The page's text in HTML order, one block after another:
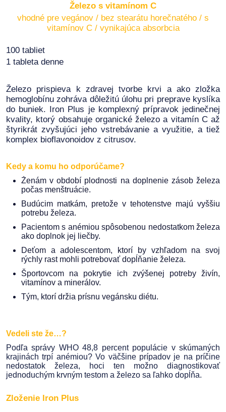
Železo s vitamínom C
vhodné pre vegánov / bez stearátu horečnatého / s
vitamínov C / vynikajúca absorbcia
100 tabliet
1 tableta denne
Železo prispieva k zdravej tvorbe krvi a ako zložka
hemoglobínu zohráva dôležitú úlohu pri preprave kyslíka
do buniek. Iron Plus je komplexný prípravok jedinečnej
kvality, ktorý obsahuje organické železo a vitamín C až
štyrikrát zvyšujúci jeho vstrebávanie a využitie, a tiež
komplex bioflavonoidov z citrusov.
Kedy a komu ho odporúčame?
Ženám v období plodnosti na doplnenie zásob železa
počas menštruácie.
Budúcim matkám, pretože v tehotenstve majú vyššiu
potrebu železa.
Pacientom s anémiou spôsobenou nedostatkom železa
ako doplnok jej liečby.
Deťom a adolescentom, ktorí by vzhľadom na svoj
rýchly rast mohli potrebovať dopĺňanie železa.
Športovcom na pokrytie ich zvýšenej potreby živín,
vitamínov a minerálov.
Tým, ktorí držia prísnu vegánsku diétu.
Vedeli ste že…?
Podľa správy WHO 48,8 percent populácie v skúmaných
krajinách trpí anémiou? Vo väčšine prípadov je na príčine
nedostatok železa, hoci ten možno diagnostikovať
jednoduchým krvným testom a železo sa ľahko dopĺňa.
Zloženie Iron Plus​